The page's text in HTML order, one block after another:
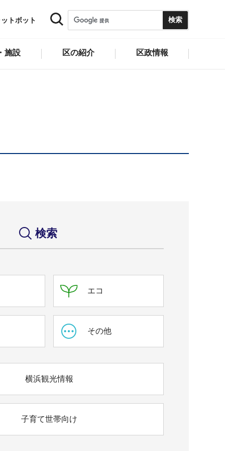
トボット
施設 区の紹介 区政情報
検索
エコ
その他
横浜観光情報
子育て世帯向け